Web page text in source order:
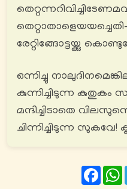
രേറ്റിങ്ങോട്ടയ്ക്കു
ഒന്നിച്ചു
കുന്നിച്ചിടുന്ന കുതുകം
മന്ദിച്ചിടാതെ
ചിന്നിച്ചിടുന്ന